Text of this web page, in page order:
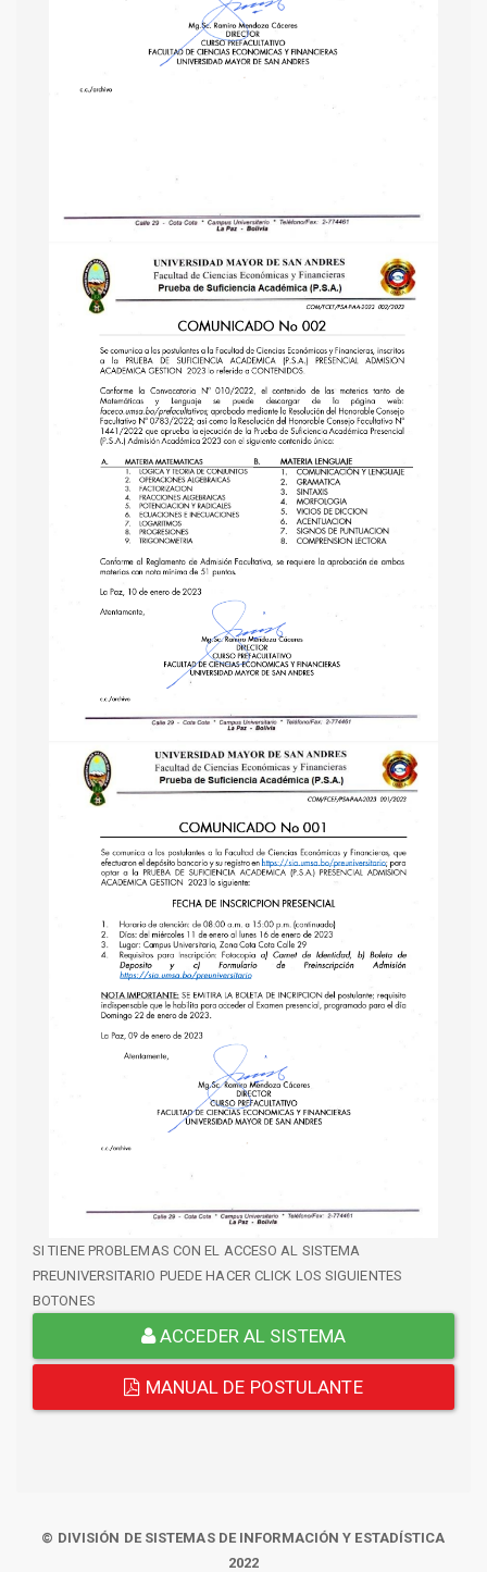
SI TIENE PROBLEMAS CON EL ACCESO AL SISTEMA
PREUNIVERSITARIO PUEDE HACER CLICK LOS SIGUIENTES
BOTONES
ACCEDER AL SISTEMA
MANUAL DE POSTULANTE
© DIVISIÓN DE SISTEMAS DE INFORMACIÓN Y ESTADÍSTICA
2022